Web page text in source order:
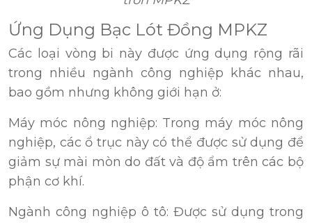
Ứng Dụng Bạc Lót Đồng MPKZ
Các loại vòng bi này được ứng dụng rộng rãi
trong nhiều ngành công nghiệp khác nhau,
bao gồm nhưng không giới hạn ở:
Máy móc nông nghiệp: Trong máy móc nông
nghiệp, các ổ trục này có thể được sử dụng để
giảm sự mài mòn do đất và độ ẩm trên các bộ
phận cơ khí.
Ngành công nghiệp ô tô: Được sử dụng trong